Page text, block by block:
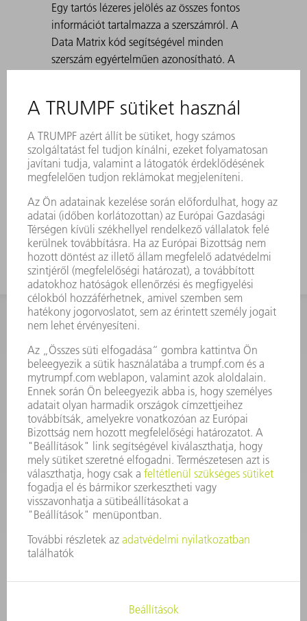
Egy tartós lézeres jelölés az összes fontos
információt tartalmazza a szerszámról. A
Data Matrix kód segítségével minden
szerszám egyértelműen azonosítható. A
valamint előhajlításnál a korcoláshoz.
Standard: H 100, H 150, keskeny és 3-as
sugárral rendelkező kivitel A 30°-os
matricákkal történő hegyes hajlítások
létrehozásánál előfordulhat, hogy a hajlított
lemez beszorul a matricába. A TRUMPF
kilökő segédeszközök megoldják ezt a
problémát.
KAPCSOLAT
Szerszám
3628576045
08.00 - 16.30
szerszam@hu.trumpf.com
KAPCSOLAT
Alkatrész
3628576035
08.00 - 16.30
alkatresz@hu.trumpf.com